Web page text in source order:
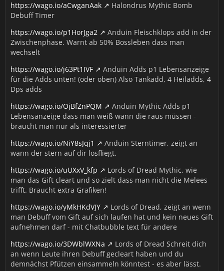
https://wago.io/aCwganAak
Halondrus Mythic Bomb
Debuff Timer
https://wago.io/p1HorJga2
Anduin Fleischklops add in der
Zwischenphase. Warnt ab 50% Bossleben dass man
wechselt
https://wago.io/j63Pt1IVF
Anduin Adds p1 Lebensanzeige
für die Adds unten! (oder oben) Also Tankadd, 4 Heiladds, 4
Dps adds
https://wago.io/OjBfZnPQM
Anduin Mythic Adds p1
Lebensanzeige dass man weiß wann die raus müssen -
braucht man nur als interessierter
https://wago.io/NiY8sJqj1
Anduin Sterntimer, zeigt an
wann der stern auf dir losfliegt.
https://wago.io/uUXxV_kfp
Lords of Dread Mythic, wie
man das Gift cleart und so zielt dass man nicht die Melees
trifft. Braucht extra Grafiken!
https://wago.io/yMkHKdVJY
Lords of Dread, zeigt an wenn
man Debuff vom Gift auf sich laufen hat und kein neues Gift
aufnehmen darf - mit Chatbubble text für andere
https://wago.io/3DWblWXNa
Lords of Dread Schreit dich
an wenn Leute ihren Debuff gecleart haben und du
demnächst Pfützen einsammeln könntest - es aber lässt.